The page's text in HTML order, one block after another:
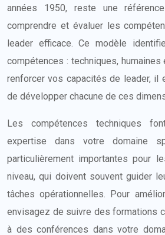
années 1950, reste une
comprendre et évaluer les
leader efficace. Ce modèle
compétences : techniques,
renforcer vos capacités de leader, il
de développer chacune de ces
Les compétences techniques
expertise dans votre domaine
particulièrement importantes pour
niveau, qui doivent souvent guider
tâches opérationnelles. Pour
envisagez de suivre des formations
à des conférences dans votre